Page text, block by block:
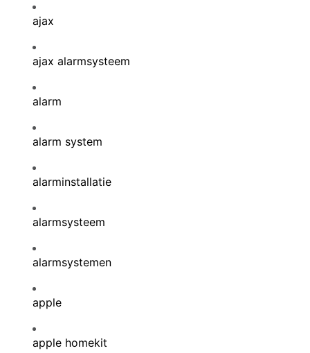
ajax
ajax alarmsysteem
alarm
alarm system
alarminstallatie
alarmsysteem
alarmsystemen
apple
apple homekit